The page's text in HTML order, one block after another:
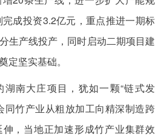
成投资3.2亿元，重点推进一期标
生产线投产，同时启动二期项目建
定坚实基础。
南大庄项目，犹如一颗“链式发
同竹产业从粗放加工向精深制造跨
，当地正加速形成竹产业集群效